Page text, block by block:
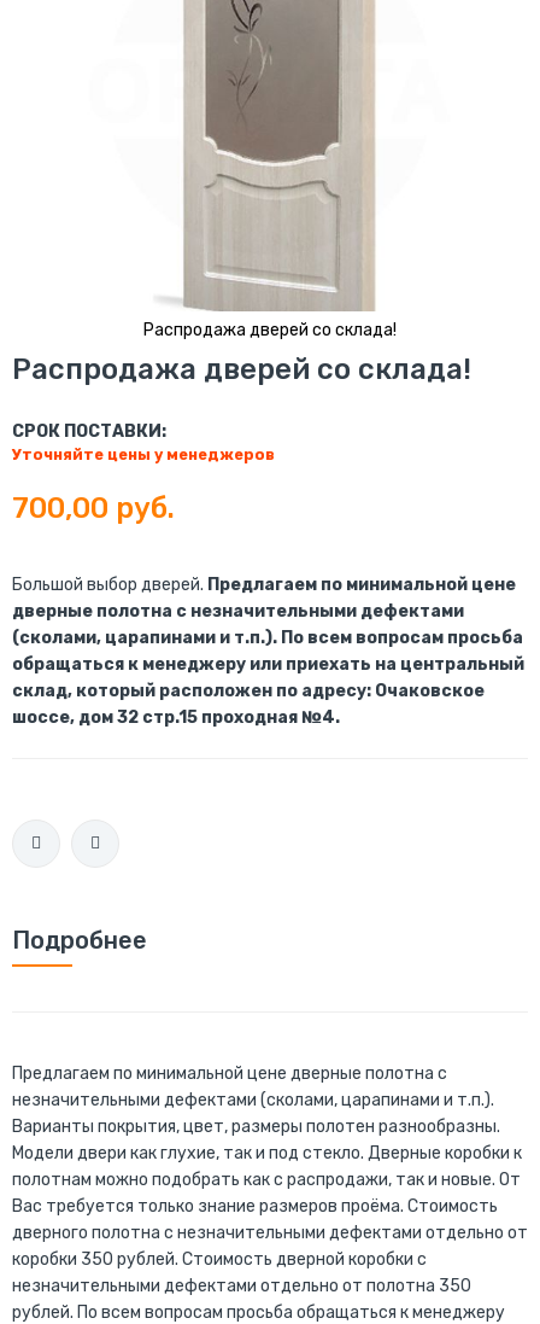
Распродажа дверей со склада!
Перейти
к
галереи
изображений
Распродажа дверей со склада!
СРОК ПОСТАВКИ:
Уточняйте цены у менеджеров
700,00 руб.
Большой выбор дверей. Предлагаем по минимальной цене
дверные полотна с незначительными дефектами
(сколами, царапинами и т.п.). По всем вопросам просьба
обращаться к менеджеру или приехать на центральный
склад, который расположен по адресу: Очаковское
шоссе, дом 32 стр.15 проходная №4.
Подробнее
Предлагаем по минимальной цене дверные полотна с
незначительными дефектами (сколами, царапинами и т.п.).
Варианты покрытия, цвет, размеры полотен разнообразны.
Модели двери как глухие, так и под стекло. Дверные коробки к
полотнам можно подобрать как с распродажи, так и новые. От
Вас требуется только знание размеров проёма. Стоимость
дверного полотна с незначительными дефектами отдельно от
коробки 350 рублей. Стоимость дверной коробки с
незначительными дефектами отдельно от полотна 350
рублей. По всем вопросам просьба обращаться к менеджеру